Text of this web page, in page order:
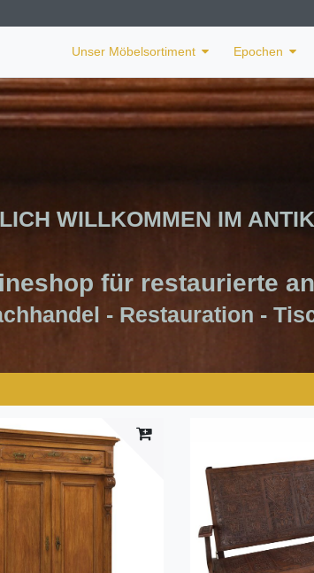
Unser Möbelsortiment Epochen
WILLKOMMEN IM
für restaurierte
- Restauration -